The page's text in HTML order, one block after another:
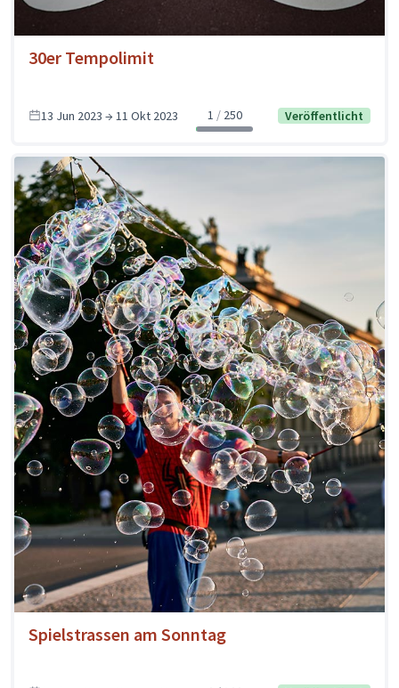
30er Tempolimit
13 Jun 2023 → 11 Okt 2023 1 250 Veröffentlicht
Spielstrassen am Sonntag